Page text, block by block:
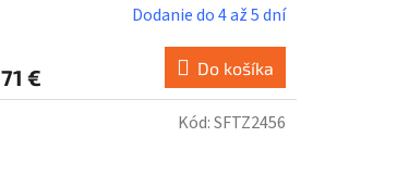
Dodanie do 4 až 5 dní
71 € Do košíka
Kód:SFTZ2456